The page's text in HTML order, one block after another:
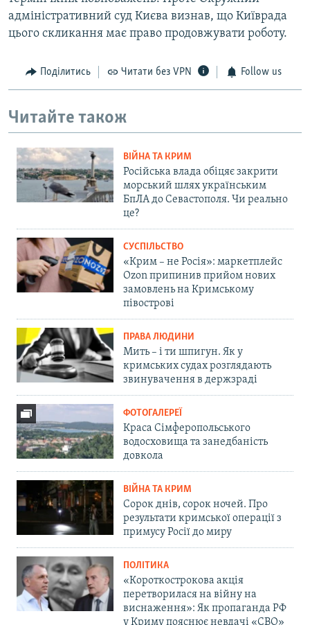
адміністративний суд Києва визнав, що Київрада
цього скликання має право продовжувати роботу.
Поділитись Читати без VPN Follow us
Читайте також
ВІЙНА ТА КРИМ
Російська влада обіцяє закрити
морський шлях українським
БпЛА до Севастополя. Чи реально
це?
СУСПІЛЬСТВО
«Крим – не Росія»: маркетплейс
Ozon припинив прийом нових
замовлень на Кримському
півострові
ПРАВА ЛЮДИНИ
Мить – і ти шпигун. Як у
кримських судах розглядають
звинувачення в держзраді
ФОТОГАЛЕРЕЇ
Краса Сімферопольського
водосховища та занедбаність
довкола
ВІЙНА ТА КРИМ
Сорок днів, сорок ночей. Про
результати кримської операції з
примусу Росії до миру
ПОЛІТИКА
«Короткострокова акція
перетворилася на війну на
виснаження»: Як пропаганда РФ
у Криму пояснює невдачі «СВО»